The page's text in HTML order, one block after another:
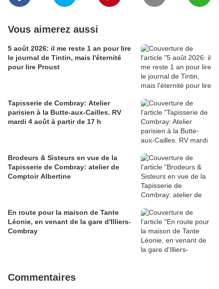
Vous aimerez aussi
5 août 2026: il me reste 1 an pour lire
le journal de Tintin, mais l'éternité
pour lire Proust
Tapisserie de Combray: Atelier
parisien à la Butte-aux-Cailles. RV
mardi 4 août à partir de 17 h
Brodeurs & Sisteurs en vue de la
Tapisserie de Combray: atelier de
Comptoir Albertine
En route pour la maison de Tante
Léonie, en venant de la gare d'Illiers-
Combray
Commentaires